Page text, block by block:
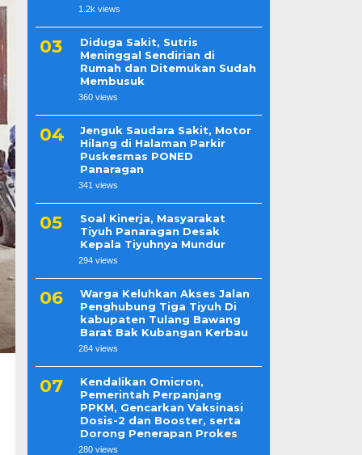
1.2k views
Diduga Sakit, Sutris
Meninggal Sendirian di
Rumah dan Ditemukan Sudah
Membusuk
360 views
Jenguk Saudara Sakit, Motor
Hilang di Halaman Parkir
Puskesmas PONED
Panaragan
341 views
Soal Kinerja, Masyarakat
Tiyuh Panaragan Desak
Kepala Tiyuhnya Mundur
294 views
Warga Keluhkan Akses Jalan
Penghubung Tiga Tiyuh Di
kabupaten Tulang Bawang
Barat Bak Kubangan Kerbau
284 views
Kendalikan Omicron,
Pemerintah Perpanjang
PPKM, Gencarkan Vaksinasi
Dosis-2 dan Booster, serta
Dorong Penerapan Prokes
280 views